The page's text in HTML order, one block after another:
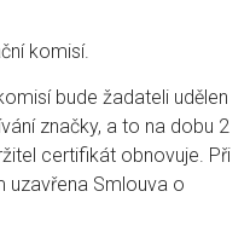
komisí.
bude žadateli udělen
značky, a to na dobu 2
certifikát obnovuje. Při
uzavřena Smlouva o